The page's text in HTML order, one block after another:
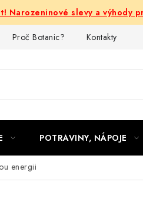
Narozeninové slevy a výhody
Proč Botanic? Kontakty
POTRAVINY, NÁPOJE
energii